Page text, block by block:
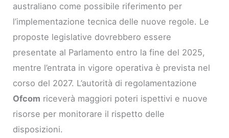
australiano come possibile riferimento per
l’implementazione tecnica delle nuove regole. Le
proposte legislative dovrebbero essere
presentate al Parlamento entro la fine del 2025,
mentre l’entrata in vigore operativa è prevista nel
corso del 2027. L’autorità di regolamentazione
Ofcom riceverà maggiori poteri ispettivi e nuove
risorse per monitorare il rispetto delle
disposizioni.